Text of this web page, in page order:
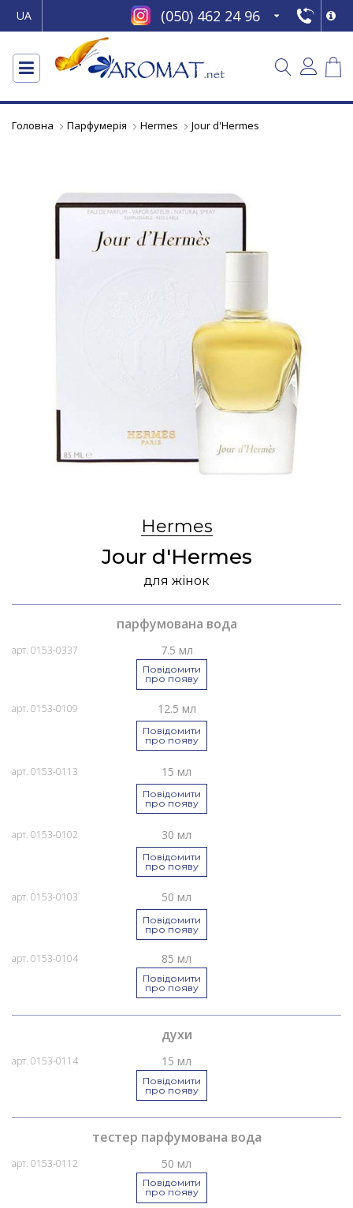
UA (050) 462 24 96
Головна Парфумерія Hermes Jour d'Hermes
Hermes
Jour d'Hermes
для жінок
парфумована вода
арт. 0153-0337 7.5 мл
Повідомити
про появу
арт. 0153-0109 12.5 мл
Повідомити
про появу
арт. 0153-0113 15 мл
Повідомити
про появу
арт. 0153-0102 30 мл
Повідомити
про появу
арт. 0153-0103 50 мл
Повідомити
про появу
арт. 0153-0104 85 мл
Повідомити
про появу
духи
арт. 0153-0114 15 мл
Повідомити
про появу
тестер парфумована вода
арт. 0153-0112 50 мл
Повідомити
про появу